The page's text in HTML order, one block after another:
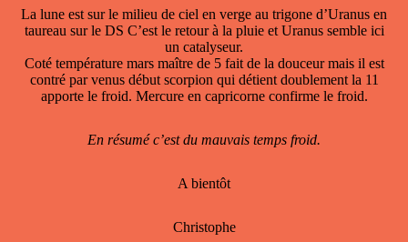
La lune est sur le milieu de ciel en verge au trigone d’Uranus en
taureau sur le DS C’est le retour à la pluie et Uranus semble ici
un catalyseur.
Coté température mars maître de 5 fait de la douceur mais il est
contré par venus début scorpion qui détient doublement la 11
apporte le froid. Mercure en capricorne confirme le froid.
En résumé c’est du mauvais temps froid.
A bientôt
Christophe